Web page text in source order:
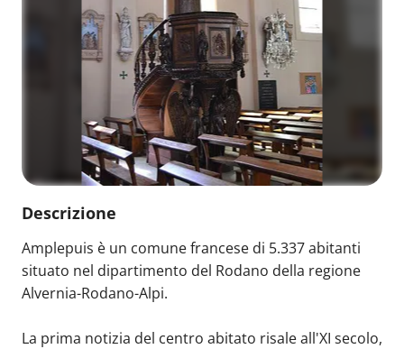
Descrizione
Amplepuis è un comune francese di 5.337 abitanti
situato nel dipartimento del Rodano della regione
Alvernia-Rodano-Alpi.
La prima notizia del centro abitato risale all'XI secolo,